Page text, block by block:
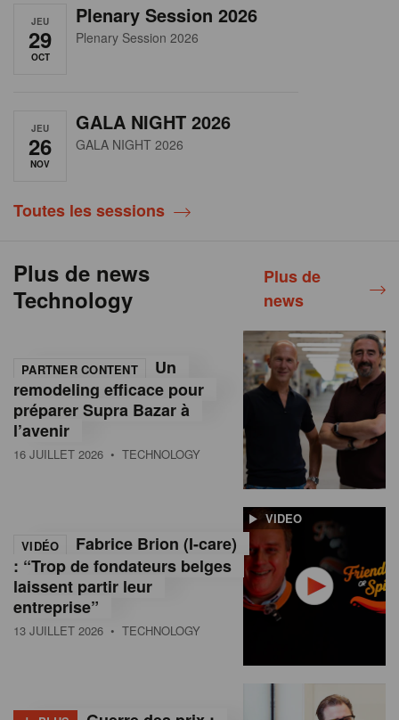
JEU
29
OCT
Plenary Session 2026
Plenary Session 2026
JEU
26
NOV
GALA NIGHT 2026
GALA NIGHT 2026
Toutes les sessions
Plus de news
Technology
Plus de
news
PARTNER CONTENT
Un
remodeling efficace pour
préparer Supra Bazar à
l’avenir
16 JUILLET 2026 • TECHNOLOGY
VIDEO
VIDÉO
Fabrice Brion (I-care)
: “Trop de fondateurs belges
laissent partir leur
entreprise”
13 JUILLET 2026 • TECHNOLOGY